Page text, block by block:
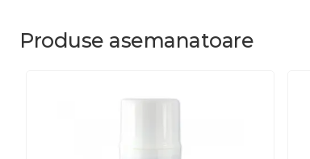
Produse asemanatoare